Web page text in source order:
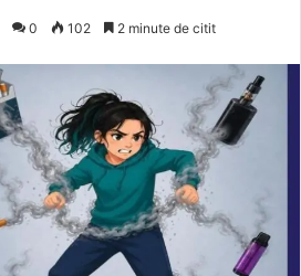
0 102 2 minute de citit